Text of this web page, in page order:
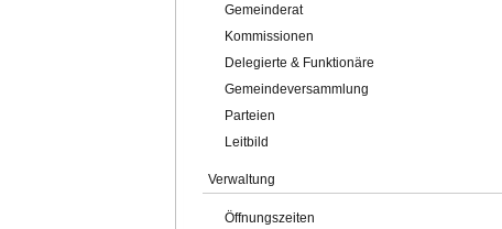
Gemeinderat
Kommissionen
Delegierte & Funktionäre
Gemeindeversammlung
Parteien
Leitbild
Verwaltung
Öffnungszeiten